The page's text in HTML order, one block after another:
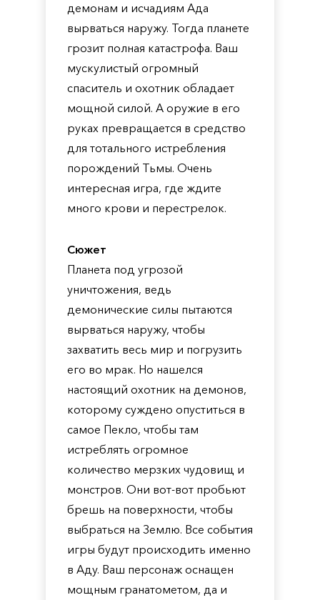
демонам и исчадиям Ада
вырваться наружу. Тогда планете
грозит полная катастрофа. Ваш
мускулистый огромный
спаситель и охотник обладает
мощной силой. А оружие в его
руках превращается в средство
для тотального истребления
порождений Тьмы. Очень
интересная игра, где ждите
много крови и перестрелок.
Сюжет
Планета под угрозой
уничтожения, ведь
демонические силы пытаются
вырваться наружу, чтобы
захватить весь мир и погрузить
его во мрак. Но нашелся
настоящий охотник на демонов,
которому суждено опуститься в
самое Пекло, чтобы там
истреблять огромное
количество мерзких чудовищ и
монстров. Они вот-вот пробьют
брешь на поверхности, чтобы
выбраться на Землю. Все события
игры будут происходить именно
в Аду. Ваш персонаж оснащен
мощным гранатометом, да и